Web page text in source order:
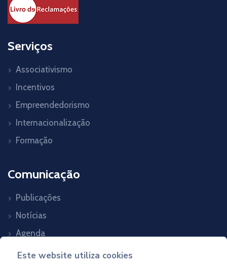
Serviços
Associativismo
Incentivos
Empreendedorismo
Internacionalização
Formação
Comunicação
Publicações
Notícias
Agenda
Contactos
Este website utiliza cookies